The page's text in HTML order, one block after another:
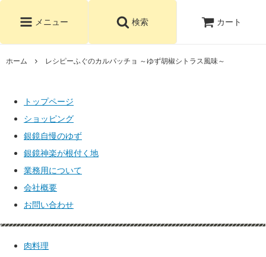
メニュー 検索 カート
ホーム レシピーふぐのカルパッチョ ～ゆず胡椒シトラス風味～
トップページ
ショッピング
銀鏡自慢のゆず
銀鏡神楽が根付く地
業務用について
会社概要
お問い合わせ
肉料理